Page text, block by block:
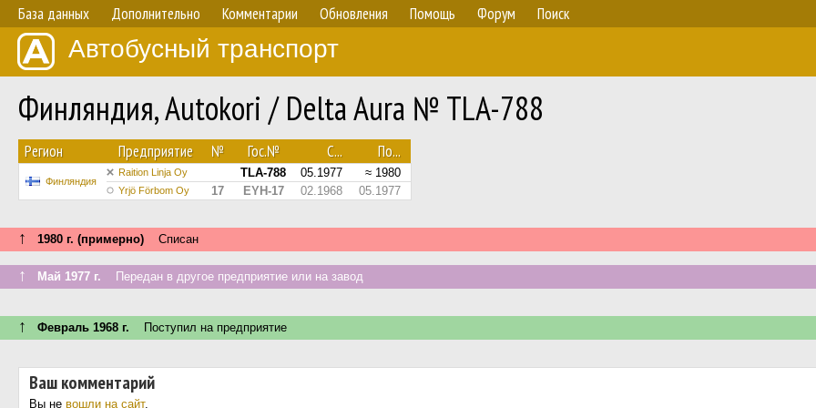
База данных Дополнительно Комментарии Обновления Помощь Форум Поиск
Автобусный транспорт
Финляндия, Autokori / Delta Aura № TLA-788
Регион Предприятие № Гос.№ С... По...
Финляндия
Raition Linja Oy TLA-788 05.1977 ≈ 1980
Yrjö Förbom Oy 17 EYH-17 02.1968 05.1977
↑ 1980 г. (примерно) Списан
↑ Май 1977 г. Передан в другое предприятие или на завод
↑ Февраль 1968 г. Поступил на предприятие
Ваш комментарий
Вы не вошли на сайт.